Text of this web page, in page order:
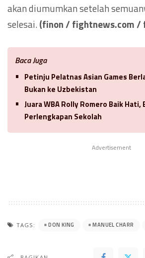
akan diumumkan setelah
selesai.(finon / fightnews.com /
Baca Juga
Petinju Pelatnas Asian Games
Bukan ke Uzbekistan
Juara WBA Rolly Romero Baik Hati,
Perlengkapan Sekolah
Advertisement
TAGS: DON KING MANUEL CHARR